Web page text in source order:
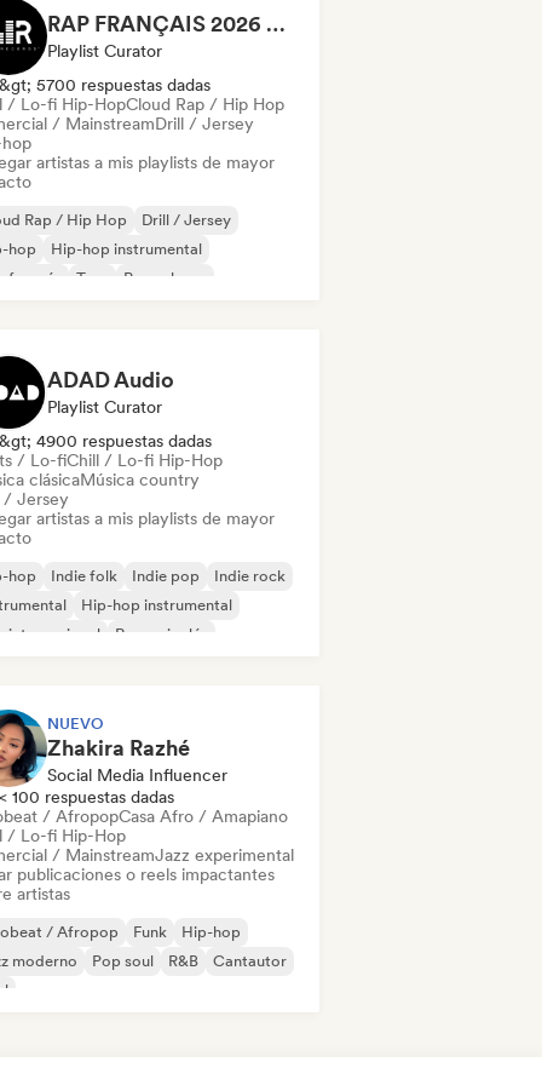
RAP FRANÇAIS 2026 🔥🇫🇷 (Way Records)
Playlist Curator
5700 respuestas dadas
/ Lo-fi Hip-HopCloud Rap / Hip Hop
/ MainstreamDrill / Jersey
artistas a mis playlists de mayor
Rap / Hip Hop
Drill / Jersey
hop
Hip-hop instrumental
francés
Trap
Pop urbano
ADAD Audio
Playlist Curator
4900 respuestas dadas
/ Lo-fiChill / Lo-fi Hip-Hop
clásicaMúsica country
/ Jersey
artistas a mis playlists de mayor
hop Indie folk Indie pop
Indie rock
Hip-hop instrumental
internacional
Rap en inglés
NUEVO
Zhakira Razhé
Social Media Influencer
100 respuestas dadas
/ AfropopCasa Afro / Amapiano
/ Lo-fi Hip-Hop
/ MainstreamJazz experimental
publicaciones o reels impactantes
artistas
/ Afropop Funk
Hip-hop
moderno
Pop soul R&B
Cantautor